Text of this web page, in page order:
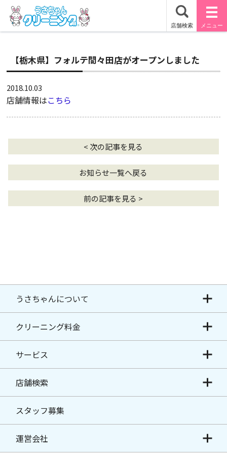
【栃木県】フォルテ間々田店がオープンしました
2018.10.03
店舗情報はこちら
< 次の記事を見る
お知らせ一覧へ戻る
前の記事を見る >
うさちゃんについて
クリーニング料金
サービス
店舗検索
スタッフ募集
運営会社